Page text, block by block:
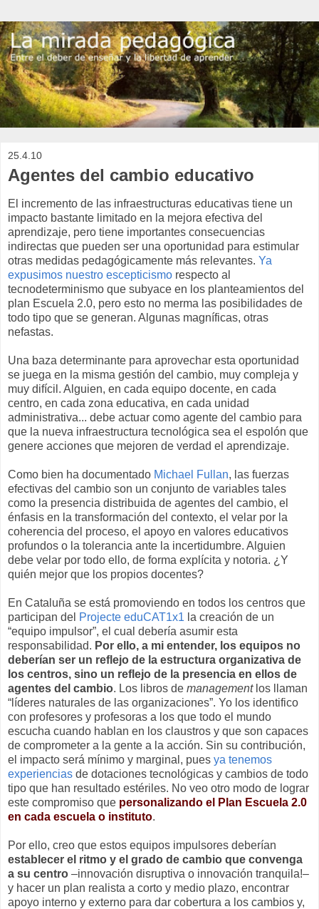
25.4.10
Agentes del cambio educativo
El incremento de las infraestructuras educativas tiene un
impacto bastante limitado en la mejora efectiva del
aprendizaje, pero tiene importantes consecuencias
indirectas que pueden ser una oportunidad para estimular
otras medidas pedagógicamente más relevantes. Ya
expusimos nuestro escepticismo respecto al
tecnodeterminismo que subyace en los planteamientos del
plan Escuela 2.0, pero esto no merma las posibilidades de
todo tipo que se generan. Algunas magníficas, otras
nefastas.
Una baza determinante para aprovechar esta oportunidad
se juega en la misma gestión del cambio, muy compleja y
muy difícil. Alguien, en cada equipo docente, en cada
centro, en cada zona educativa, en cada unidad
administrativa... debe actuar como agente del cambio para
que la nueva infraestructura tecnológica sea el espolón que
genere acciones que mejoren de verdad el aprendizaje.
Como bien ha documentado Michael Fullan, las fuerzas
efectivas del cambio son un conjunto de variables tales
como la presencia distribuida de agentes del cambio, el
énfasis en la transformación del contexto, el velar por la
coherencia del proceso, el apoyo en valores educativos
profundos o la tolerancia ante la incertidumbre. Alguien
debe velar por todo ello, de forma explícita y notoria. ¿Y
quién mejor que los propios docentes?
En Cataluña se está promoviendo en todos los centros que
participan del Projecte eduCAT1x1 la creación de un
“equipo impulsor”, el cual debería asumir esta
responsabilidad. Por ello, a mi entender, los equipos no
deberían ser un reflejo de la estructura organizativa de
los centros, sino un reflejo de la presencia en ellos de
agentes del cambio. Los libros de management los llaman
“líderes naturales de las organizaciones”. Yo los identifico
con profesores y profesoras a los que todo el mundo
escucha cuando hablan en los claustros y que son capaces
de comprometer a la gente a la acción. Sin su contribución,
el impacto será mínimo y marginal, pues ya tenemos
experiencias de dotaciones tecnológicas y cambios de todo
tipo que han resultado estériles. No veo otro modo de lograr
este compromiso que personalizando el Plan Escuela 2.0
en cada escuela o instituto.
Por ello, creo que estos equipos impulsores deberían
establecer el ritmo y el grado de cambio que convenga
a su centro –innovación disruptiva o innovación tranquila!–
y hacer un plan realista a corto y medio plazo, encontrar
apoyo interno y externo para dar cobertura a los cambios y,